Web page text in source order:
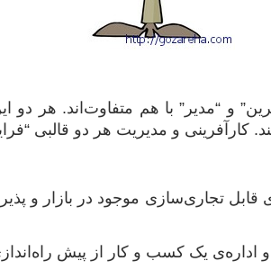
و “مدیر” با هم متفاوت‌اند. هر
کارآفرینی و مدیریت هر دو قالبی
تجاری‌سازی موجود در بازار و
و اداره‌ی یک کسب و کار از پیش